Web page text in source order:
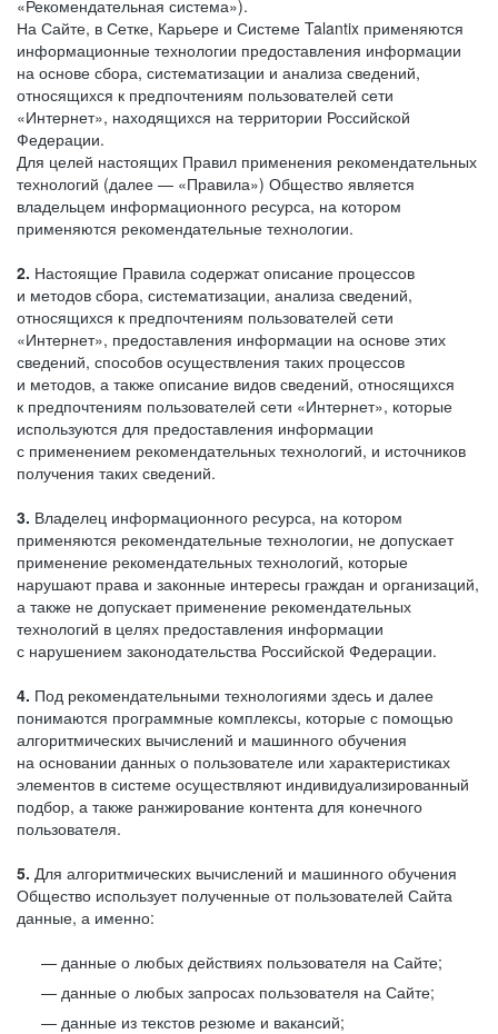
«Рекомендательная система»).
На Сайте, в Сетке, Карьере и Системе Talantix применяются
информационные технологии предоставления информации
на основе сбора, систематизации и анализа сведений,
относящихся к предпочтениям пользователей сети
«Интернет», находящихся на территории Российской
Федерации.
Для целей настоящих Правил применения рекомендательных
технологий (далее — «Правила») Общество является
владельцем информационного ресурса, на котором
применяются рекомендательные технологии.
2. Настоящие Правила содержат описание процессов
и методов сбора, систематизации, анализа сведений,
относящихся к предпочтениям пользователей сети
«Интернет», предоставления информации на основе этих
сведений, способов осуществления таких процессов
и методов, а также описание видов сведений, относящихся
к предпочтениям пользователей сети «Интернет», которые
используются для предоставления информации
с применением рекомендательных технологий, и источников
получения таких сведений.
3. Владелец информационного ресурса, на котором
применяются рекомендательные технологии, не допускает
применение рекомендательных технологий, которые
нарушают права и законные интересы граждан и организаций,
а также не допускает применение рекомендательных
технологий в целях предоставления информации
с нарушением законодательства Российской Федерации.
4. Под рекомендательными технологиями здесь и далее
понимаются программные комплексы, которые с помощью
алгоритмических вычислений и машинного обучения
на основании данных о пользователе или характеристиках
элементов в системе осуществляют индивидуализированный
подбор, а также ранжирование контента для конечного
пользователя.
5. Для алгоритмических вычислений и машинного обучения
Общество использует полученные от пользователей Сайта
данные, а именно:
данные о любых действиях пользователя на Сайте;
данные о любых запросах пользователя на Сайте;
данные из текстов резюме и вакансий;